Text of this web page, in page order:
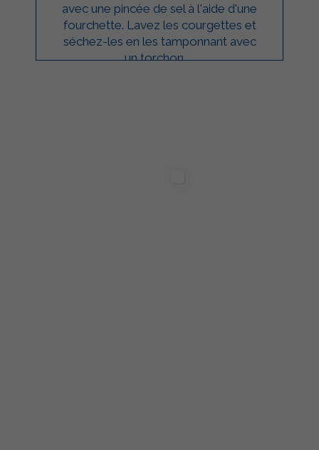
avec une pincée de sel à l'aide d'une
fourchette. Lavez les courgettes et
séchez-les en les tamponnant avec
un torchon. ...